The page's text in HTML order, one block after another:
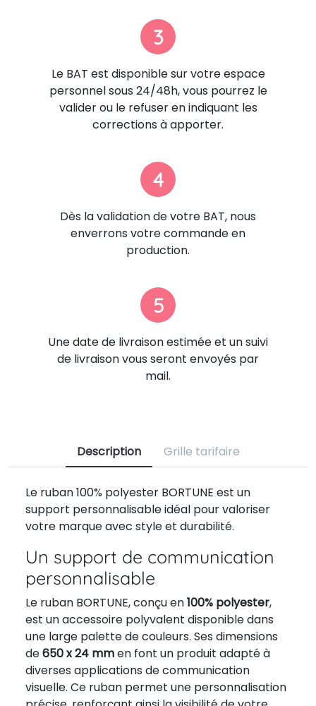
3
Le BAT est disponible sur votre espace
personnel sous 24/48h, vous pourrez le
valider ou le refuser en indiquant les
corrections à apporter.
4
Dès la validation de votre BAT, nous
enverrons votre commande en
production.
5
Une date de livraison estimée et un suivi
de livraison vous seront envoyés par
mail.
Description Grille tarifaire
Le ruban 100% polyester BORTUNE est un
support personnalisable idéal pour valoriser
votre marque avec style et durabilité.
Un support de communication
personnalisable
Le ruban BORTUNE, conçu en100% polyester,
est un accessoire polyvalent disponible dans
une large palette de couleurs. Ses dimensions
de650 x 24 mmen font un produit adapté à
diverses applications de communication
visuelle. Ce ruban permet une personnalisation